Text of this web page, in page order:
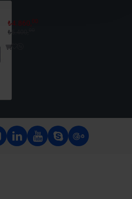
₺4.860,00
₺5.400,